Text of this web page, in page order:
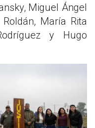
Miguel Ángel
María Rita
y Hugo